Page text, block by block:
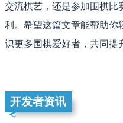
交流棋艺，还是参加围棋比
利。希望这篇文章能帮助你
识更多围棋爱好者，共同提
开发者资讯